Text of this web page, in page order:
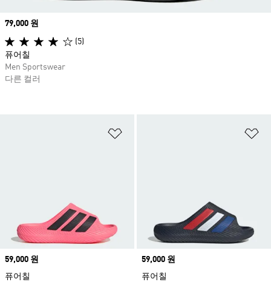
Price
59,000 원
퓨어칠
Price
59,000 원
퓨어칠
Price
79,000 원
(5)
퓨어칠
Men Sportswear
다른 컬러